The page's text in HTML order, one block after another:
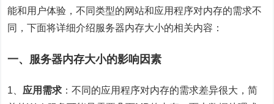
能和用户体验，不同类型的网站和应用程序对内存的需求不
同，下面将详细介绍服务器内存大小的相关内容：
一、服务器内存大小的影响因素
1、 应用需求 ：不同的应用程序对内存的需求差异很大，简